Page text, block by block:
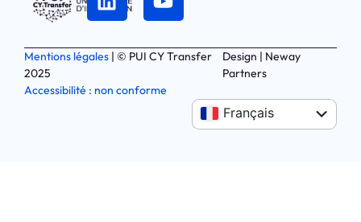
Mentions légales | © PUI CY Transfer
2025
Accessibilité : non conforme
Design | Neway
Partners
Anglais
Français